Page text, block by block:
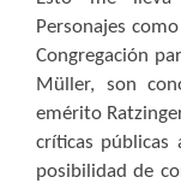
Personajes
Congregación
Müller, son
emérito
críticas públicas
posibilidad de